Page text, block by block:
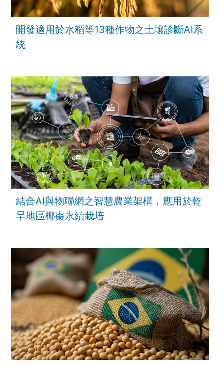
開發適用於水稻等13種作物之土壤診斷AI系
統
結合AI與物聯網之智慧農業架構，應用於乾
旱地區椰棗永續栽培